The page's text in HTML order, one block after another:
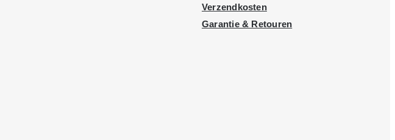
Verzendkosten
Garantie & Retouren